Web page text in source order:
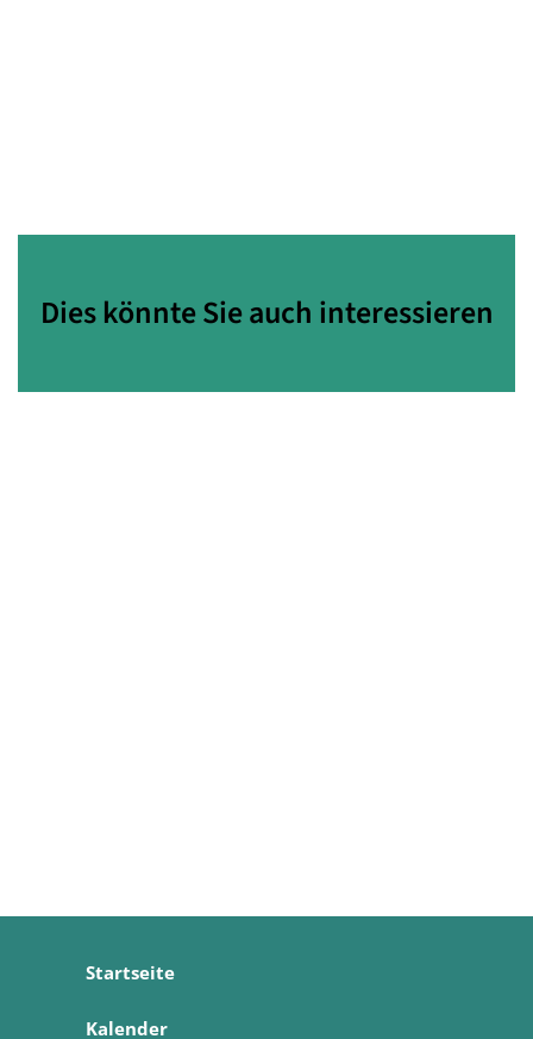
Dies könnte Sie auch interessieren
Startseite
Kalender